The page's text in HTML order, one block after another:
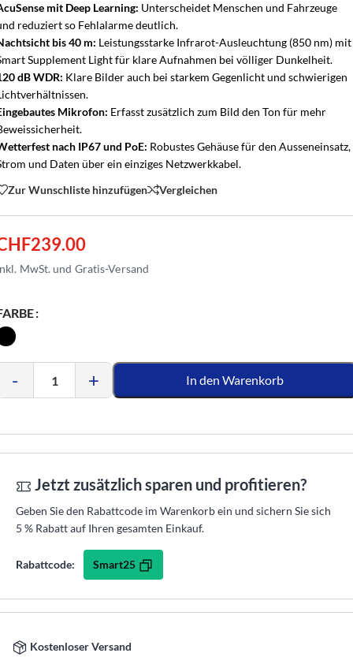
mit Deep Learning: Unterscheidet Menschen und Fahrzeuge
reduziert so Fehlalarme deutlich.
bis 40 m: Leistungsstarke Infrarot-Ausleuchtung (850 nm) mit
Supplement Light für klare Aufnahmen bei völliger Dunkelheit.
dB WDR: Klare Bilder auch bei starkem Gegenlicht und schwierigen
Mikrofon: Erfasst zusätzlich zum Bild den Ton für mehr
nach IP67 und PoE: Robustes Gehäuse für den Ausseneinsatz,
und Daten über ein einziges Netzwerkkabel.
Zur Wunschliste hinzufügen
Vergleichen
239.00
- + In den Warenkorb
Jetzt zusätzlich sparen und profitieren?
Geben Sie den Rabattcode im Warenkorb ein und sichern Sie sich
5 % Rabatt auf Ihren gesamten Einkauf.
Rabattcode: Smart25
Kostenloser Versand